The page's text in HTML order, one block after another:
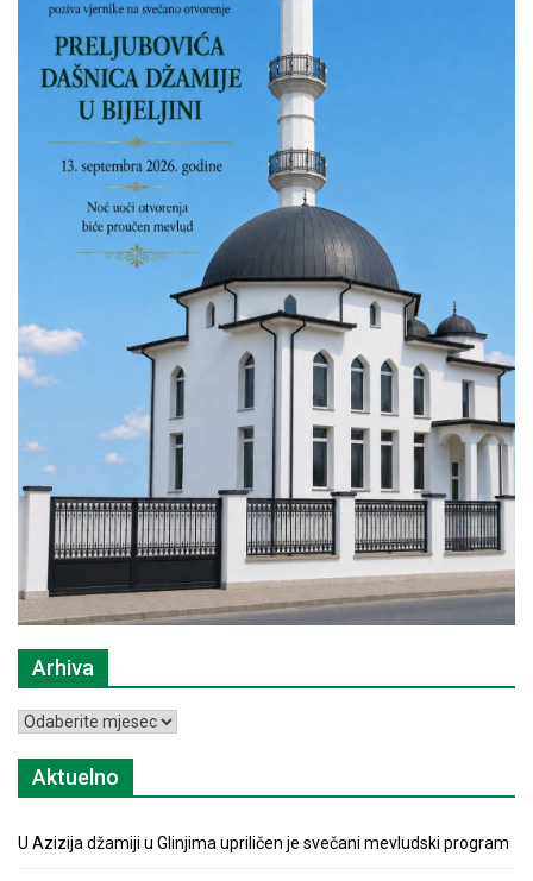
Arhiva
Arhiva
Aktuelno
U Azizija džamiji u Glinjima upriličen je svečani mevludski program